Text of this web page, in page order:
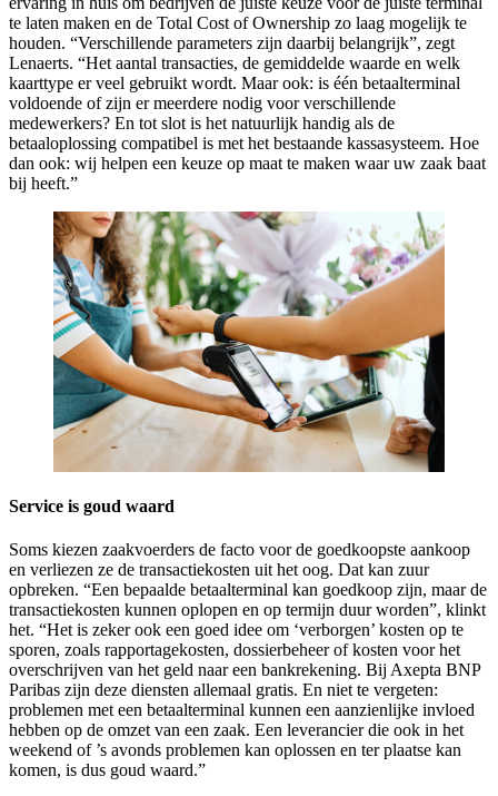
te laten maken en de Total Cost of Ownership zo laag mogelijk te
houden. “Verschillende parameters zijn daarbij belangrijk”, zegt
Lenaerts. “Het aantal transacties, de gemiddelde waarde en welk
kaarttype er veel gebruikt wordt. Maar ook: is één betaalterminal
voldoende of zijn er meerdere nodig voor verschillende
medewerkers? En tot slot is het natuurlijk handig als de
betaaloplossing compatibel is met het bestaande kassasysteem. Hoe
dan ook: wij helpen een keuze op maat te maken waar uw zaak baat
bij heeft.”
Service is goud waard
Soms kiezen zaakvoerders de facto voor de goedkoopste aankoop
en verliezen ze de transactiekosten uit het oog. Dat kan zuur
opbreken. “Een bepaalde betaalterminal kan goedkoop zijn, maar de
transactiekosten kunnen oplopen en op termijn duur worden”, klinkt
het. “Het is zeker ook een goed idee om ‘verborgen’ kosten op te
sporen, zoals rapportagekosten, dossierbeheer of kosten voor het
overschrijven van het geld naar een bankrekening. Bij Axepta BNP
Paribas zijn deze diensten allemaal gratis. En niet te vergeten:
problemen met een betaalterminal kunnen een aanzienlijke invloed
hebben op de omzet van een zaak. Een leverancier die ook in het
weekend of ’s avonds problemen kan oplossen en ter plaatse kan
komen, is dus goud waard.”